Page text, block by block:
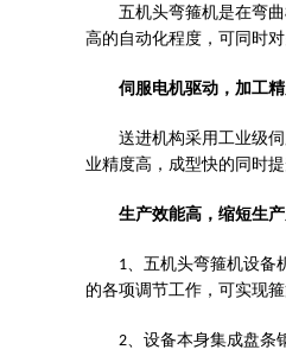
五机头弯箍机是在弯
高的自动化程度，可同时
伺服电机驱动，加工
送进机构采用工业级
业精度高，成型快的同时
生产效能高，缩短生产
1 、五机头弯箍机设
的各项调节工作，可实现
2 、设备本身集成盘条